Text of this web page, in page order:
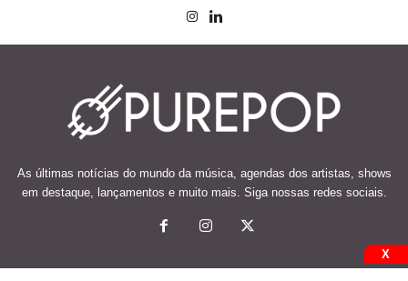
As últimas notícias do mundo da música, agendas dos artistas, shows
em destaque, lançamentos e muito mais. Siga nossas redes sociais.
X